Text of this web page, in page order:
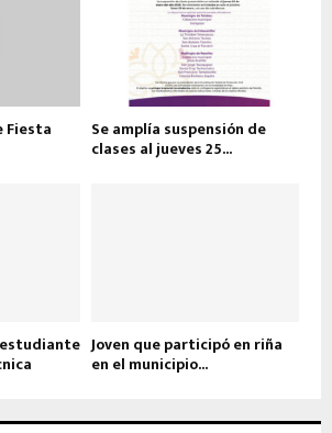
Fiesta Se amplía suspensión de
clases al jueves 25...
estudiante Joven que participó en riña
en el municipio...